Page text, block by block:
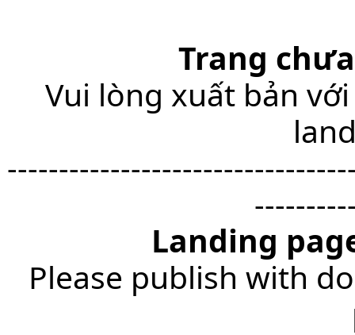
Trang
Vui lòng xuất bản
Landing
Please publish with